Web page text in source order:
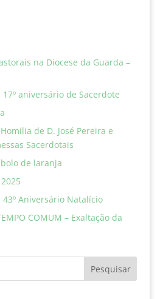
na Diocese da Guarda –
aniversário de Sacerdote
de D. José Pereira e
Sacerdotais
de laranja
Aniversário Natalício
COMUM – Exaltação da
Pesquisar